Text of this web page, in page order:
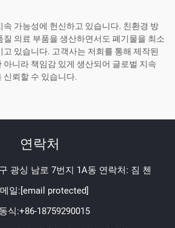
속 가능성에 헌신하고 있습니다. 친환경 방
질 의료 부품을 생산하면서도 폐기물을 최소
고 있습니다. 고객사는 저희를 통해 제작된
니라 책임감 있게 생산되어 글로벌 지속
신뢰할 수 있습니다.
연락처
광싱 남로 7번지 1A동 연락처: 짐 첸
일:[email protected]
식:+86-18759290015